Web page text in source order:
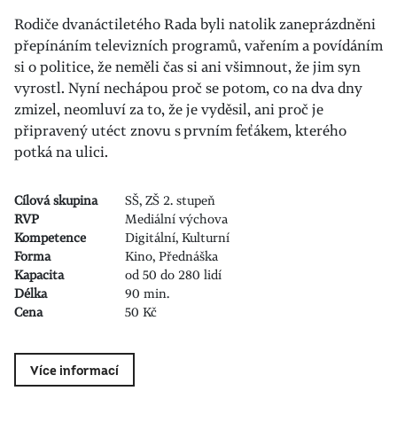
Rodiče dvanáctiletého Rada byli natolik zaneprázdněni
přepínáním televizních programů, vařením a povídáním
si o politice, že neměli čas si ani všimnout, že jim syn
vyrostl. Nyní nechápou proč se potom, co na dva dny
zmizel, neomluví za to, že je vyděsil, ani proč je
připravený utéct znovu s prvním feťákem, kterého
potká na ulici.
Cílová skupina
SŠ, ZŠ 2. stupeň
RVP
Mediální výchova
Kompetence
Digitální, Kulturní
Forma
Kino, Přednáška
Kapacita
od 50 do 280 lidí
Délka
90 min.
Cena
50 Kč
Více informací